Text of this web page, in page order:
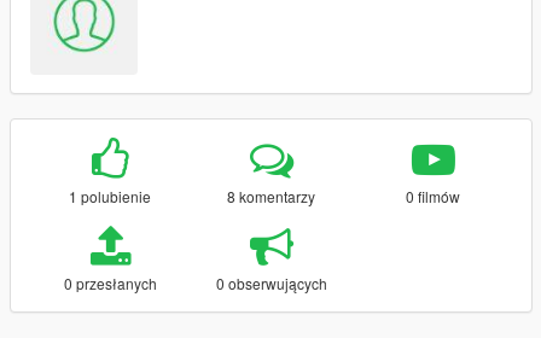
1 polubienie 8 komentarzy 0 filmów
0 przesłanych 0 obserwujących